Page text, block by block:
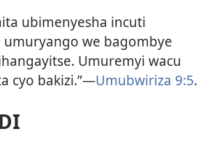
ubimenyesha incuti
umuryango we bagombye
Umuremyi wacu
cyo bakizi.”—Umubwiriza 9:5.